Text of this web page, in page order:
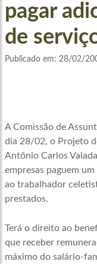
pagar
de
Publicado em: 28/02/
A Comissão de
dia 28/02, o Projeto
Antônio Carlos
empresas paguem
ao trabalhador
prestados.
Terá o direito ao
que receber
máximo do salário-